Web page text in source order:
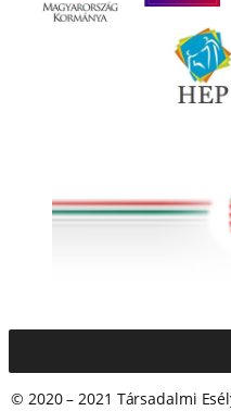
© 2020 – 2021 Társadalmi